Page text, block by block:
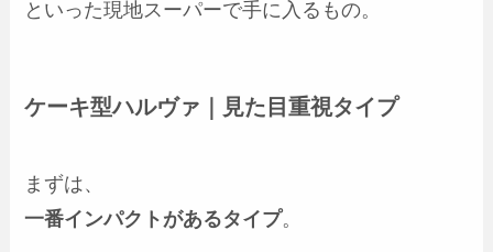
といった現地スーパーで手に入るもの。
ケーキ型ハルヴァ｜見た目重視タイプ
まずは、
一番インパクトがあるタイプ。